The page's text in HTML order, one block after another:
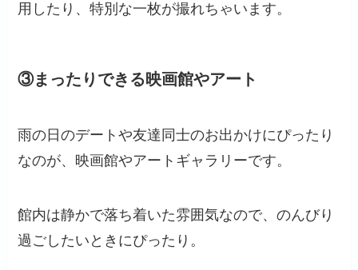
用したり、特別な一枚が撮れちゃいます。
③まったりできる映画館やアート
雨の日のデートや友達同士のお出かけにぴったり
なのが、映画館やアートギャラリーです。
館内は静かで落ち着いた雰囲気なので、のんびり
過ごしたいときにぴったり。